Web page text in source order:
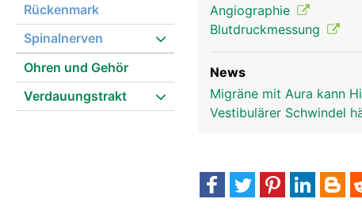
Rückenmark
Spinalnerven
Ohren und Gehör
Verdauungstrakt
Angiographie
Blutdruckmessung
News
Migräne mit Aura kann
Vestibulärer Schwindel